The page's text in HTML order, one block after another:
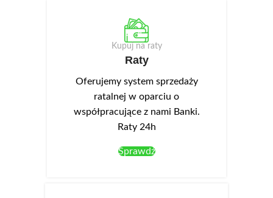
Kupuj na raty
Raty
Oferujemy system sprzedaży
ratalnej w oparciu o
współpracujące z nami Banki.
Raty 24h
Sprawdź